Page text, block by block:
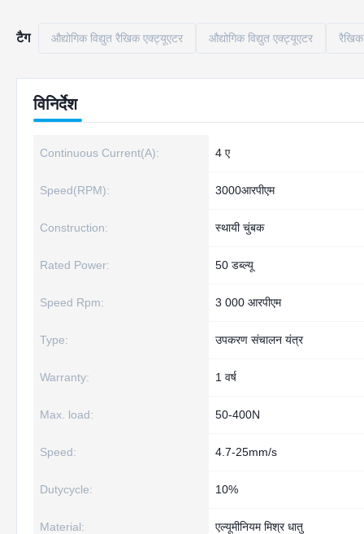
टैग औद्योगिक विद्युत रैखिक एक्ट्यूएटर औद्योगिक विद्युत एक्ट्यूएटर रैखिक
विनिर्देश
Continuous Current(A): 4 ए
Speed(RPM): 3000आरपीएम
Construction: स्थायी चुंबक
Rated Power: 50 डब्ल्यू
Speed Rpm: 3 000 आरपीएम
Type: उपकरण संचालन यंत्र
Warranty: 1 वर्ष
Max. load: 50-400N
Speed: 4.7-25mm/s
Dutycycle: 10%
Material: एल्यूमीनियम मिश्र धातु